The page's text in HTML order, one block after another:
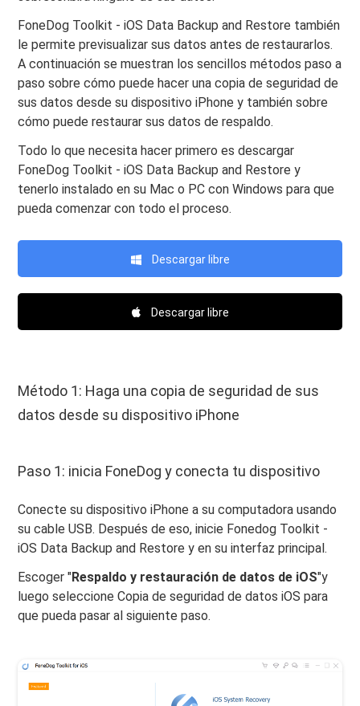
FoneDog Toolkit - iOS Data Backup and Restore también
le permite previsualizar sus datos antes de restaurarlos.
A continuación se muestran los sencillos métodos paso a
paso sobre cómo puede hacer una copia de seguridad de
sus datos desde su dispositivo iPhone y también sobre
cómo puede restaurar sus datos de respaldo.
Todo lo que necesita hacer primero es descargar
FoneDog Toolkit - iOS Data Backup and Restore y
tenerlo instalado en su Mac o PC con Windows para que
pueda comenzar con todo el proceso.
Descargar libre
Descargar libre
Método 1: Haga una copia de seguridad de sus
datos desde su dispositivo iPhone
Paso 1: inicia FoneDog y conecta tu dispositivo
Conecte su dispositivo iPhone a su computadora usando
su cable USB. Después de eso, inicie Fonedog Toolkit -
iOS Data Backup and Restore y en su interfaz principal.
Escoger "Respaldo y restauración de datos de iOS"y
luego seleccione Copia de seguridad de datos iOS para
que pueda pasar al siguiente paso.